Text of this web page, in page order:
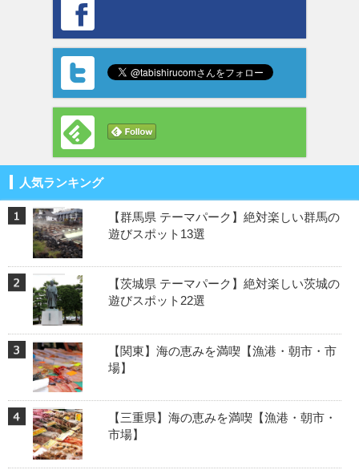
人気ランキング
【群馬県 テーマパーク】絶対楽しい群馬の
遊びスポット13選
【茨城県 テーマパーク】絶対楽しい茨城の
遊びスポット22選
【関東】海の恵みを満喫【漁港・朝市・市
場】
【三重県】海の恵みを満喫【漁港・朝市・
市場】